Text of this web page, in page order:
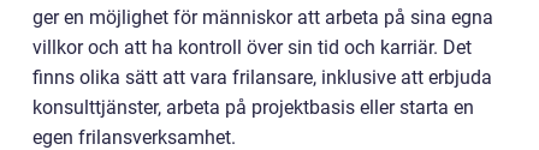
ger en möjlighet för människor att arbeta på sina egna
villkor och att ha kontroll över sin tid och karriär. Det
finns olika sätt att vara frilansare, inklusive att erbjuda
konsulttjänster, arbeta på projektbasis eller starta en
egen frilansverksamhet.